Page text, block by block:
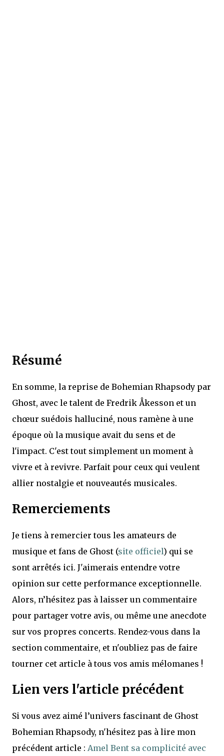
Résumé
En somme, la reprise de Bohemian Rhapsody par
Ghost, avec le talent de Fredrik Åkesson et un
chœur suédois halluciné, nous ramène à une
époque où la musique avait du sens et de
l'impact. C'est tout simplement un moment à
vivre et à revivre. Parfait pour ceux qui veulent
allier nostalgie et nouveautés musicales.
Remerciements
Je tiens à remercier tous les amateurs de
musique et fans de Ghost (site officiel) qui se
sont arrêtés ici. J'aimerais entendre votre
opinion sur cette performance exceptionnelle.
Alors, n’hésitez pas à laisser un commentaire
pour partager votre avis, ou même une anecdote
sur vos propres concerts. Rendez-vous dans la
section commentaire, et n'oubliez pas de faire
tourner cet article à tous vos amis mélomanes !
Lien vers l'article précédent
Si vous avez aimé l’univers fascinant de Ghost
Bohemian Rhapsody, n'hésitez pas à lire mon
précédent article : Amel Bent sa complicité avec